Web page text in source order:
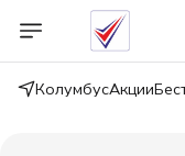
КолумбусАкции